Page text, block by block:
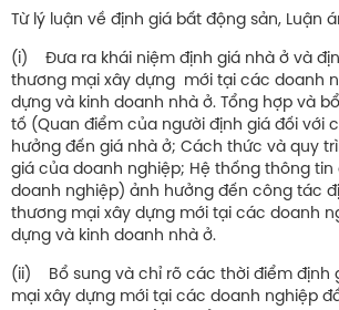
Từ lý luận về định giá bất động sản, Luận
(i) Đưa ra khái niệm định giá nhà ở và
thương mại xây dựng mới tại các doanh
dựng và kinh doanh nhà ở. Tổng hợp và
tố (Quan điểm của người định giá đối với
hưởng đến giá nhà ở; Cách thức và quy
giá của doanh nghiệp; Hệ thống thông tin
doanh nghiệp) ảnh hưởng đến công tác
thương mại xây dựng mới tại các doanh
dựng và kinh doanh nhà ở.
(ii) Bổ sung và chỉ rõ các thời điểm định
mại xây dựng mới tại các doanh nghiệp